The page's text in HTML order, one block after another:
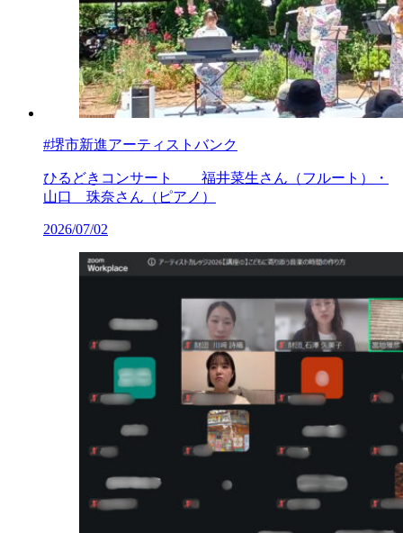
#堺市新進アーティストバンク
ひるどきコンサート 福井菜生さん（フルート）・
山口 珠奈さん（ピアノ）
2026/07/02